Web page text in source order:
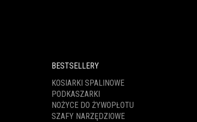
BESTSELLERY
KOSIARKI SPALINOWE
PODKASZARKI
NOŻYCE DO ŻYWOPŁOTU
SZAFY NARZĘDZIOWE